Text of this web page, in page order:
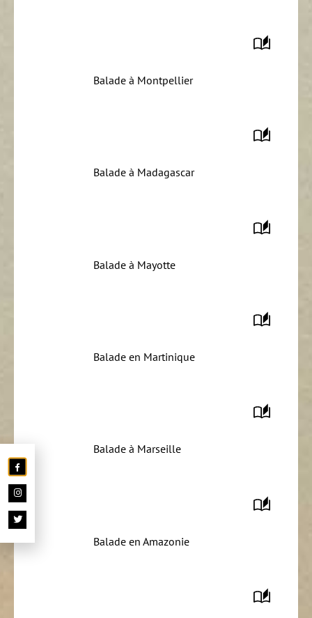
Balade à Montpellier
Balade à Madagascar
Balade à Mayotte
Balade en Martinique
Balade à Marseille
Balade en Amazonie